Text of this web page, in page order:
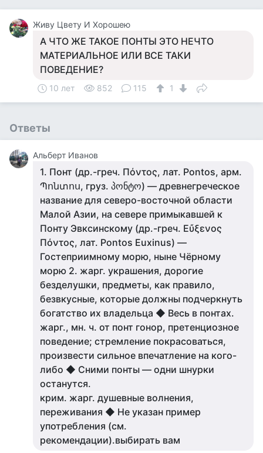
Живу Цвету И Хорошею
А ЧТО ЖЕ ТАКОЕ ПОНТЫ ЭТО НЕЧТО
МАТЕРИАЛЬНОЕ ИЛИ ВСЕ ТАКИ
ПОВЕДЕНИЕ?
10 лет 852 115 1
Ответы
Альберт Иванов
1. Понт (др.-греч. Πόντος, лат. Pontos, арм.
Պոնտոս, груз. პონტო) — древнегреческое
название для северо-восточной области
Малой Азии, на севере примыкавшей к
Понту Эвксинскому (др.-греч. Εὔξενος
Πόντος, лат. Pontos Euxinus) —
Гостеприимному морю, ныне Чёрному
морю 2. жарг. украшения, дорогие
безделушки, предметы, как правило,
безвкусные, которые должны подчеркнуть
богатство их владельца ◆ Весь в понтах.
жарг., мн. ч. от понт гонор, претенциозное
поведение; стремление покрасоваться,
произвести сильное впечатление на кого-
либо ◆ Сними понты — одни шнурки
останутся.
крим. жарг. душевные волнения,
переживания ◆ Не указан пример
употребления (см.
рекомендации).выбирать вам